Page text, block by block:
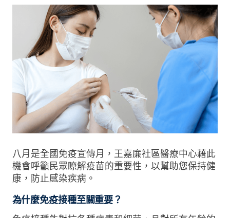
八月是全國免疫宣傳月，王嘉廉社區醫療中心藉此
機會呼籲民眾瞭解疫苗的重要性，以幫助您保持健
康，防止感染疾病。
為什麼免疫接種至關重要？